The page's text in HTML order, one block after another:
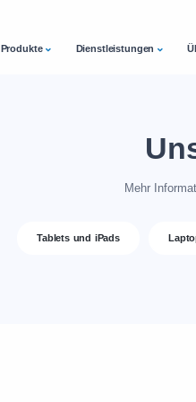
Produkte Dienstleistungen
Mehr
Tablets und iPads